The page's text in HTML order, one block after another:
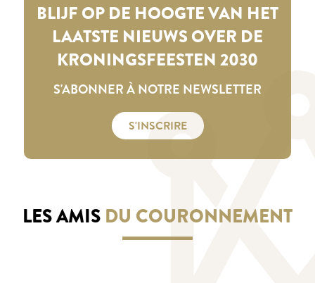
BLIJF OP DE HOOGTE VAN HET
LAATSTE NIEUWS OVER DE
KRONINGSFEESTEN 2030
S'ABONNER À NOTRE NEWSLETTER
S'INSCRIRE
LES AMIS DU COURONNEMENT